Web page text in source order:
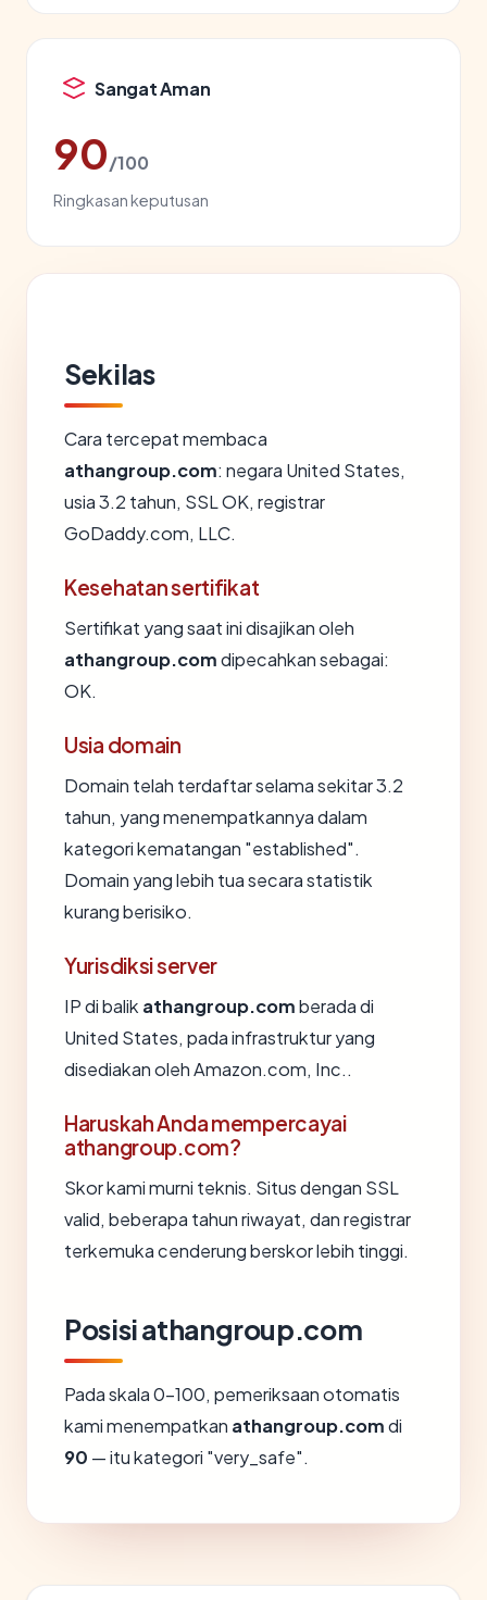
Sangat Aman
90/100
Ringkasan keputusan
Sekilas
Cara tercepat membaca
athangroup.com: negara United States,
usia 3.2 tahun, SSL OK, registrar
GoDaddy.com, LLC.
Kesehatan sertifikat
Sertifikat yang saat ini disajikan oleh
athangroup.comdipecahkan sebagai:
OK.
Usia domain
Domain telah terdaftar selama sekitar 3.2
tahun, yang menempatkannya dalam
kategori kematangan "established".
Domain yang lebih tua secara statistik
kurang berisiko.
Yurisdiksi server
IP di balik athangroup.comberada di
United States, pada infrastruktur yang
disediakan oleh Amazon.com, Inc..
Haruskah Anda mempercayai
athangroup.com?
Skor kami murni teknis. Situs dengan SSL
valid, beberapa tahun riwayat, dan registrar
terkemuka cenderung berskor lebih tinggi.
Posisi athangroup.com
Pada skala 0-100, pemeriksaan otomatis
kami menempatkan athangroup.comdi
90 — itu kategori "very_safe".